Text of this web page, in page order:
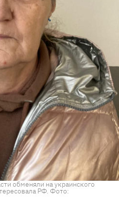
обменяли на украинского
РФ. Фото: